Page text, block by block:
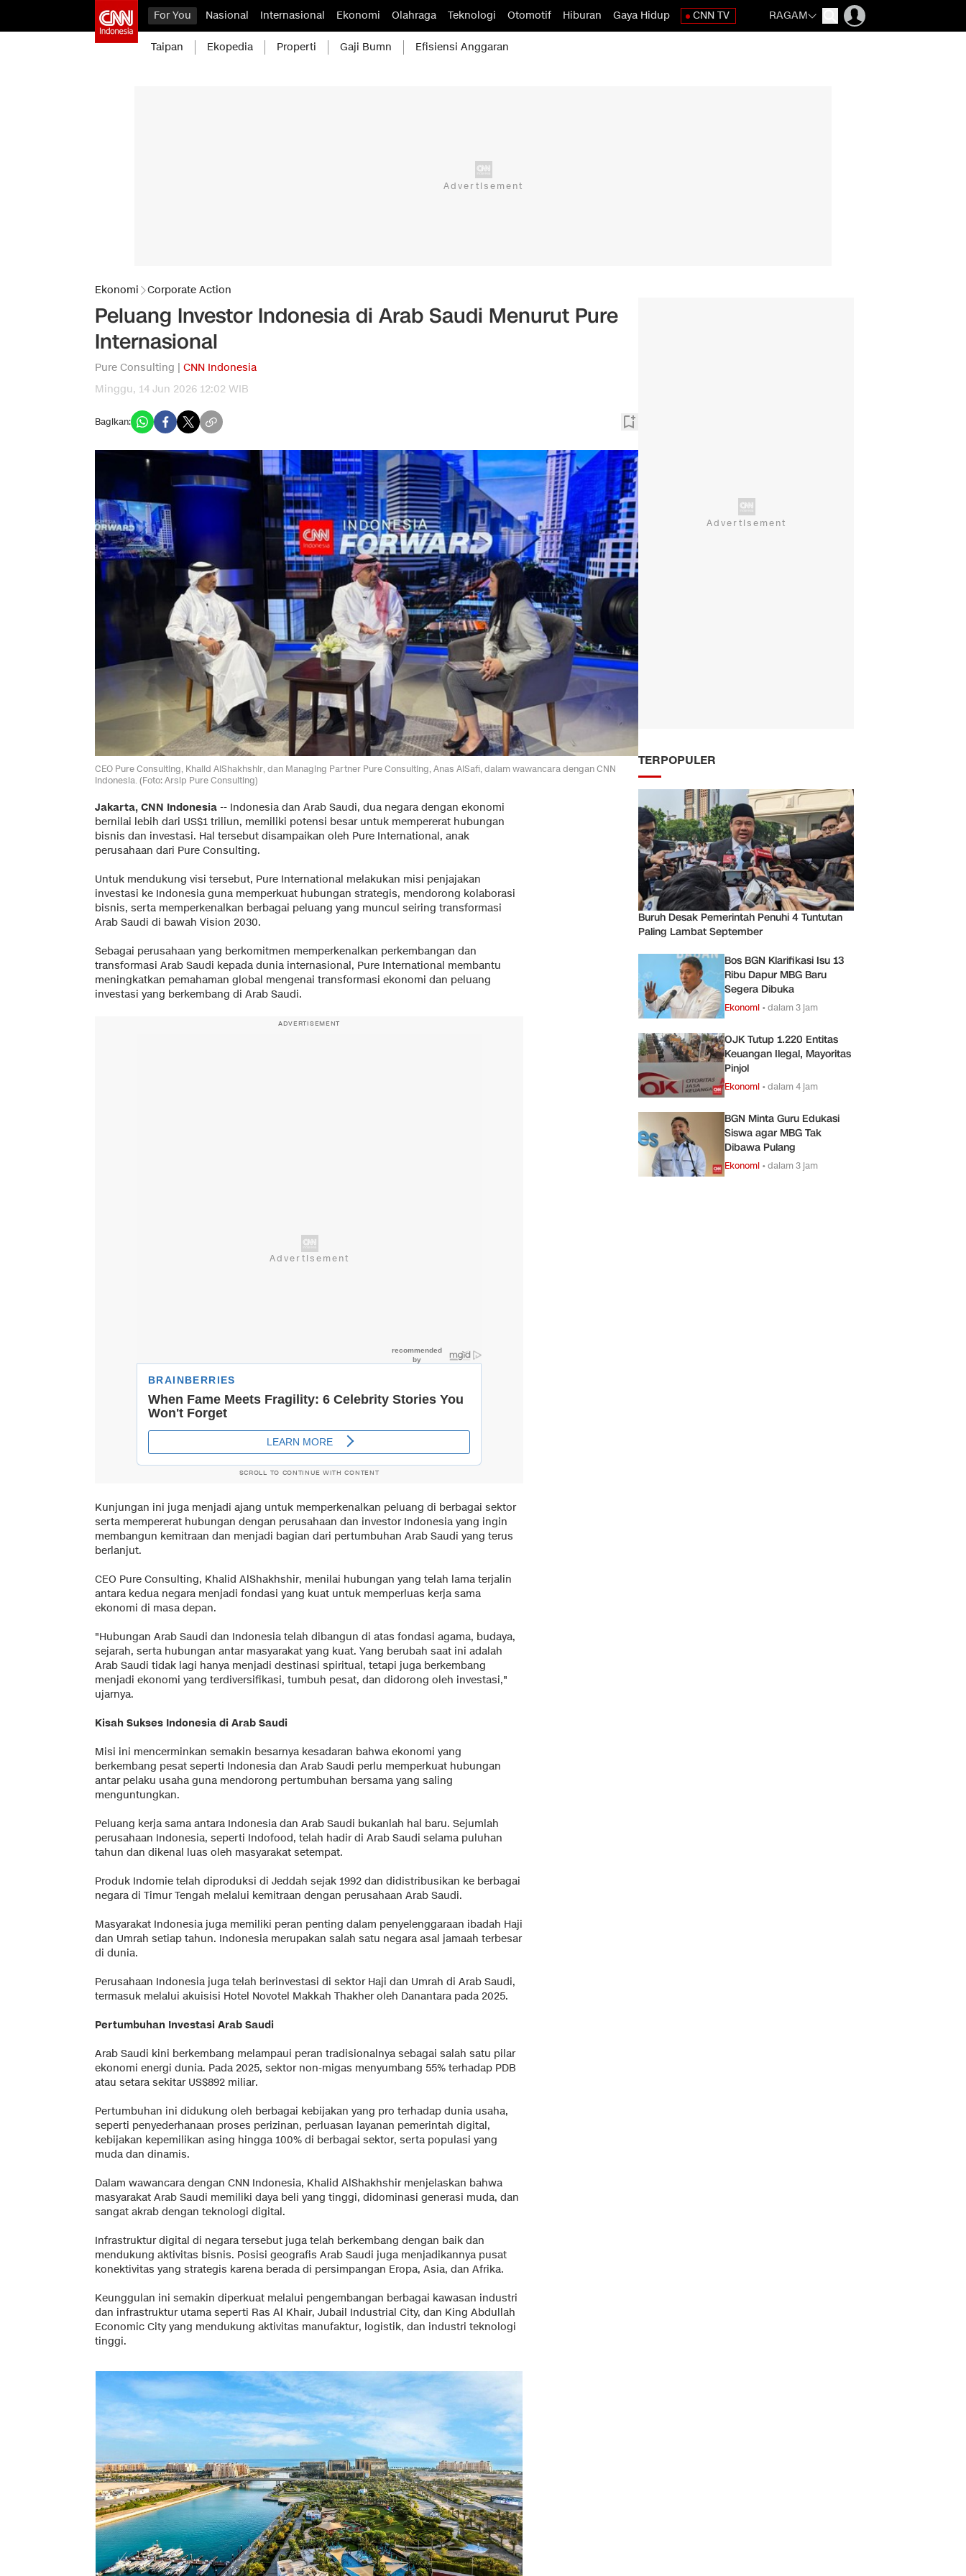
For You Nasional Internasional Ekonomi Olahraga Teknologi Otomotif Hiburan Gaya Hidup CNN TV RAGAM
Taipan Ekopedia Properti Gaji Bumn Efisiensi Anggaran
Ekonomi Corporate Action
Peluang Investor Indonesia di Arab Saudi Menurut Pure
Internasional
Pure Consulting | CNN Indonesia
Minggu, 14 Jun 2026 12:02 WIB
Bagikan:
CEO Pure Consulting, Khalid AlShakhshir, dan Managing Partner Pure Consulting, Anas AlSafi, dalam wawancara dengan CNN
Indonesia. (Foto: Arsip Pure Consulting)
Jakarta, CNN Indonesia -- Indonesia dan Arab Saudi, dua negara dengan ekonomi
bernilai lebih dari US$1 triliun, memiliki potensi besar untuk mempererat hubungan
bisnis dan investasi. Hal tersebut disampaikan oleh Pure International, anak
perusahaan dari Pure Consulting.
Untuk mendukung visi tersebut, Pure International melakukan misi penjajakan
investasi ke Indonesia guna memperkuat hubungan strategis, mendorong kolaborasi
bisnis, serta memperkenalkan berbagai peluang yang muncul seiring transformasi
Arab Saudi di bawah Vision 2030.
Sebagai perusahaan yang berkomitmen memperkenalkan perkembangan dan
transformasi Arab Saudi kepada dunia internasional, Pure International membantu
meningkatkan pemahaman global mengenai transformasi ekonomi dan peluang
investasi yang berkembang di Arab Saudi.
ADVERTISEMENT
SCROLL TO CONTINUE WITH CONTENT
Kunjungan ini juga menjadi ajang untuk memperkenalkan peluang di berbagai sektor
serta mempererat hubungan dengan perusahaan dan investor Indonesia yang ingin
membangun kemitraan dan menjadi bagian dari pertumbuhan Arab Saudi yang terus
berlanjut.
CEO Pure Consulting, Khalid AlShakhshir, menilai hubungan yang telah lama terjalin
antara kedua negara menjadi fondasi yang kuat untuk memperluas kerja sama
ekonomi di masa depan.
"Hubungan Arab Saudi dan Indonesia telah dibangun di atas fondasi agama, budaya,
sejarah, serta hubungan antar masyarakat yang kuat. Yang berubah saat ini adalah
Arab Saudi tidak lagi hanya menjadi destinasi spiritual, tetapi juga berkembang
menjadi ekonomi yang terdiversifikasi, tumbuh pesat, dan didorong oleh investasi,"
ujarnya.
Kisah Sukses Indonesia di Arab Saudi
Misi ini mencerminkan semakin besarnya kesadaran bahwa ekonomi yang
berkembang pesat seperti Indonesia dan Arab Saudi perlu memperkuat hubungan
antar pelaku usaha guna mendorong pertumbuhan bersama yang saling
menguntungkan.
Peluang kerja sama antara Indonesia dan Arab Saudi bukanlah hal baru. Sejumlah
perusahaan Indonesia, seperti Indofood, telah hadir di Arab Saudi selama puluhan
tahun dan dikenal luas oleh masyarakat setempat.
Produk Indomie telah diproduksi di Jeddah sejak 1992 dan didistribusikan ke berbagai
negara di Timur Tengah melalui kemitraan dengan perusahaan Arab Saudi.
Masyarakat Indonesia juga memiliki peran penting dalam penyelenggaraan ibadah Haji
dan Umrah setiap tahun. Indonesia merupakan salah satu negara asal jamaah terbesar
di dunia.
Perusahaan Indonesia juga telah berinvestasi di sektor Haji dan Umrah di Arab Saudi,
termasuk melalui akuisisi Hotel Novotel Makkah Thakher oleh Danantara pada 2025.
Pertumbuhan Investasi Arab Saudi
Arab Saudi kini berkembang melampaui peran tradisionalnya sebagai salah satu pilar
ekonomi energi dunia. Pada 2025, sektor non-migas menyumbang 55% terhadap PDB
atau setara sekitar US$892 miliar.
Pertumbuhan ini didukung oleh berbagai kebijakan yang pro terhadap dunia usaha,
seperti penyederhanaan proses perizinan, perluasan layanan pemerintah digital,
kebijakan kepemilikan asing hingga 100% di berbagai sektor, serta populasi yang
muda dan dinamis.
Dalam wawancara dengan CNN Indonesia, Khalid AlShakhshir menjelaskan bahwa
masyarakat Arab Saudi memiliki daya beli yang tinggi, didominasi generasi muda, dan
sangat akrab dengan teknologi digital.
Infrastruktur digital di negara tersebut juga telah berkembang dengan baik dan
mendukung aktivitas bisnis. Posisi geografis Arab Saudi juga menjadikannya pusat
konektivitas yang strategis karena berada di persimpangan Eropa, Asia, dan Afrika.
Keunggulan ini semakin diperkuat melalui pengembangan berbagai kawasan industri
dan infrastruktur utama seperti Ras Al Khair, Jubail Industrial City, dan King Abdullah
Economic City yang mendukung aktivitas manufaktur, logistik, dan industri teknologi
tinggi.
TERPOPULER
Buruh Desak Pemerintah Penuhi 4 Tuntutan
Paling Lambat September
Bos BGN Klarifikasi Isu 13
Ribu Dapur MBG Baru
Segera Dibuka
Ekonomi •dalam 3 jam
OJK Tutup 1.220 Entitas
Keuangan Ilegal, Mayoritas
Pinjol
Ekonomi •dalam 4 jam
BGN Minta Guru Edukasi
Siswa agar MBG Tak
Dibawa Pulang
Ekonomi •dalam 3 jam